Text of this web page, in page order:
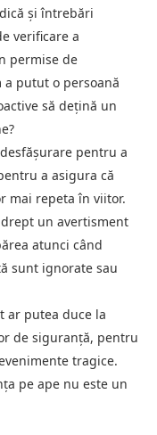
și întrebări
verificare a
permise de
putut o persoană
să dețină un
pentru a
a asigura că
mai repeta în viitor.
un avertisment
atunci când
sunt ignorate sau
ar putea duce la
de siguranță, pentru
tragice.
pe ape nu este un